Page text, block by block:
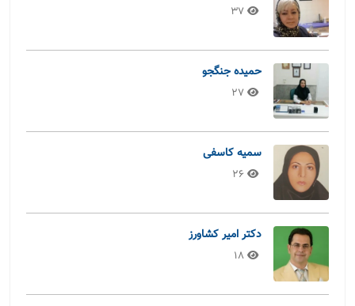
37
حمیده جنگجو
27
سمیه کاسفی
26
دکتر امیر کشاورز
18